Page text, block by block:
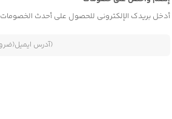
أدخل بريدك الإلكتروني للحصول على أحدث الخصومات